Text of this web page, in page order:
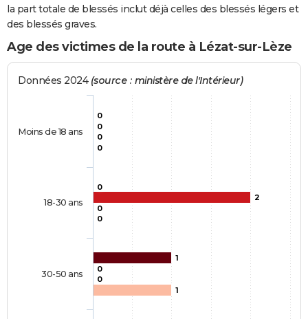
la part totale de blessés inclut déjà celles des blessés légers et
des blessés graves.
Age des victimes de la route à Lézat-sur-Lèze
Données 2024 (source : ministère de l'Intérieur)
0
0
1
0
2
0
0
0
0
0
0
1
Moins de 18 ans
18-30 ans
30-50 ans